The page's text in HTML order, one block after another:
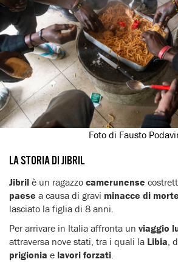
Foto di Fausto
LA STORIA DI JIBRIL
Jibril è un ragazzo camerunense
paese a causa di gravi minacce di morte
lasciato la figlia di 8 anni.
Per arrivare in Italia affronta un viaggio
attraversa nove stati, tra i quali la Libia,
prigionia e lavori forzati.